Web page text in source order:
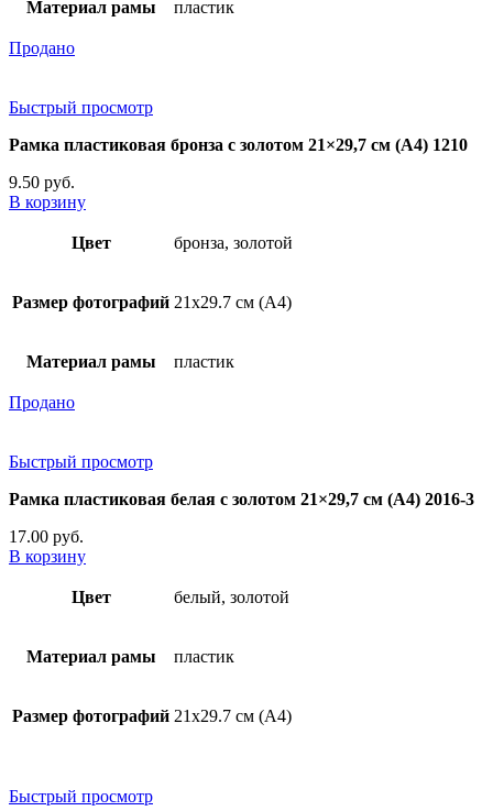
Материал рамы пластик
Продано
Быстрый просмотр
Рамка пластиковая бронза с золотом 21×29,7 см (А4) 1210
9.50 руб.
В корзину
Цвет бронза, золотой
Размер фотографий 21х29.7 см (А4)
Материал рамы пластик
Продано
Быстрый просмотр
Рамка пластиковая белая с золотом 21×29,7 см (А4) 2016-3
17.00 руб.
В корзину
Цвет белый, золотой
Материал рамы пластик
Размер фотографий 21х29.7 см (А4)
Быстрый просмотр